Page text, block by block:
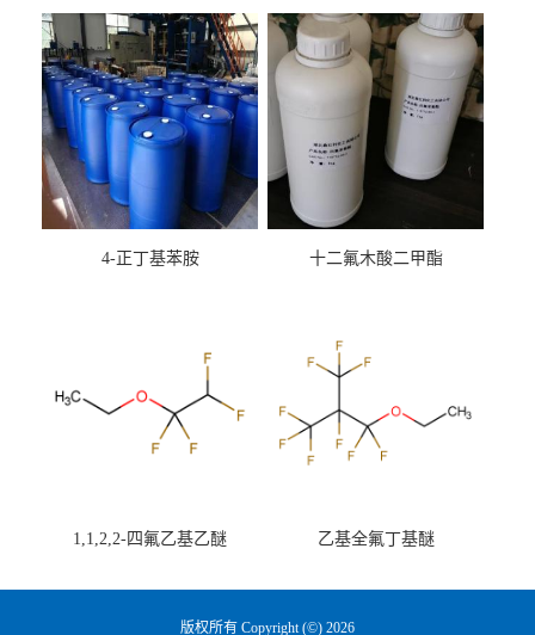
4-正丁基苯胺 十二氟木酸二甲酯
1,1,2,2-四氟乙基乙醚 乙基全氟丁基醚
版权所有 Copyright (©) 2026